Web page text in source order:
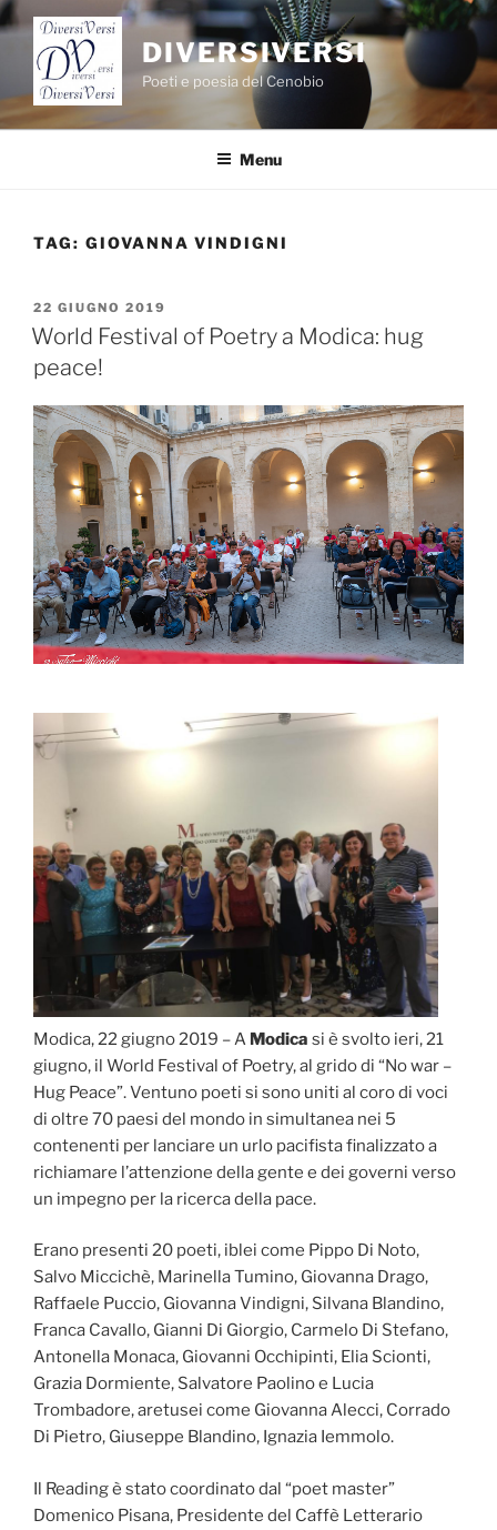
Salta
al
contenuto
DIVERSIVERSI
Poeti e poesia del Cenobio
Menu
TAG: GIOVANNA VINDIGNI
PUBBLICATO
IL
22 GIUGNO 2019
World Festival of Poetry a Modica: hug
peace!
Modica, 22 giugno 2019 – A Modica si è svolto ieri, 21
giugno, il World Festival of Poetry, al grido di “No war –
Hug Peace”. Ventuno poeti si sono uniti al coro di voci
di oltre 70 paesi del mondo in simultanea nei 5
contenenti per lanciare un urlo pacifista finalizzato a
richiamare l’attenzione della gente e dei governi verso
un impegno per la ricerca della pace.
Erano presenti 20 poeti, iblei come Pippo Di Noto,
Salvo Miccichè, Marinella Tumino, Giovanna Drago,
Raffaele Puccio, Giovanna Vindigni, Silvana Blandino,
Franca Cavallo, Gianni Di Giorgio, Carmelo Di Stefano,
Antonella Monaca, Giovanni Occhipinti, Elia Scionti,
Grazia Dormiente, Salvatore Paolino e Lucia
Trombadore, aretusei come Giovanna Alecci, Corrado
Di Pietro, Giuseppe Blandino, Ignazia Iemmolo.
Il Reading è stato coordinato dal “poet master”
Domenico Pisana, Presidente del Caffè Letterario